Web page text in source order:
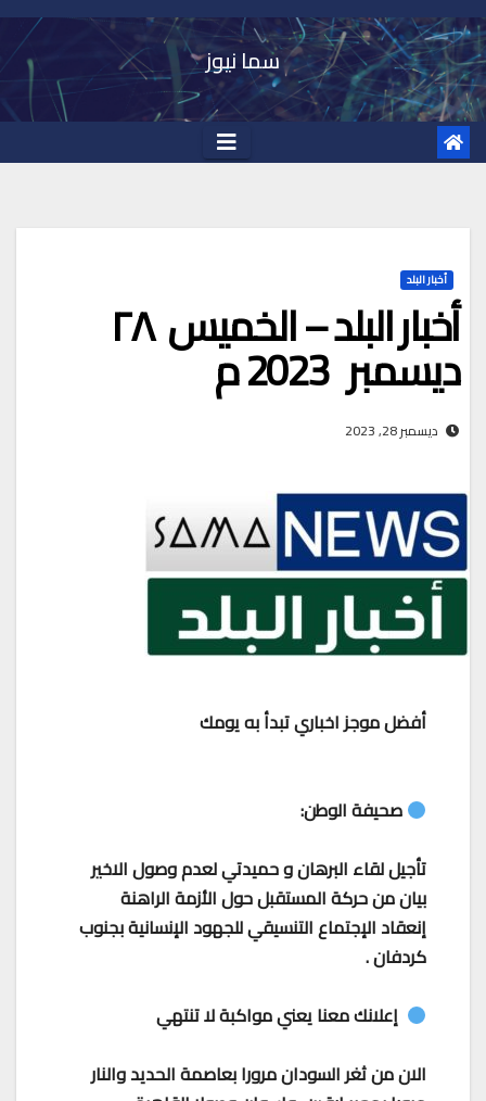
Skip
to
content
سما نيوز
أخبار البلد
أخبار البلد – الخميس ٢٨
ديسمبر 2023 م
ديسمبر 28, 2023
أفضل موجز اخباري تبدأ به يومك
صحيفة الوطن:
تأجيل لقاء البرهان و حميدتي لعدم وصول الاخير
بيان من حركة المستقبل حول الأزمة الراهنة
إنعقاد الإجتماع التنسيقي للجهود الإنسانية بجنوب
كردفان .
إعلانك معنا يعني مواكبة لا تنتهي
الان من ثغر السودان مرورا بعاصمة الحديد والنار